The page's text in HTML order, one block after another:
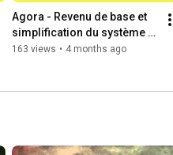
Mixage - Bénédicte Pellerin
Motion Design :
Scénario - Léna Le Guay
"J'ai rien prévu pour demain"
Agora - Revenu de base et
simplification du système
socio-fiscal
163 views • 4 months ago